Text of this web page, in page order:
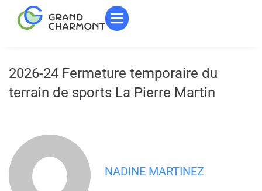
principal
2026-24 Fermeture temporaire du
terrain de sports La Pierre Martin
NADINE MARTINEZ